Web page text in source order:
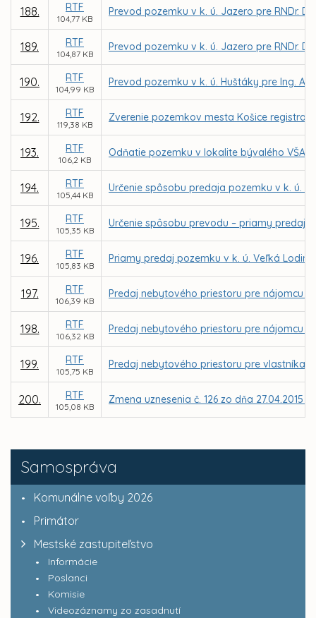
Samospráva
Komunálne voľby 2026
Primátor
Mestské zastupiteľstvo
Informácie
Poslanci
Komisie
Videozáznamy zo zasadnutí
188. RTF
104,77 KB
Prevod pozemku v k. ú. Jazero pre RNDr.
189. RTF
104,87 KB
Prevod pozemku v k. ú. Jazero pre RNDr.
190. RTF
104,99 KB
Prevod pozemku v k. ú. Huštáky pre Ing.
192. RTF
119,38 KB
Zverenie pozemkov mesta Košice registra
193. RTF
106,2 KB
Odňatie pozemku v lokalite bývalého VŠA
194. RTF
105,44 KB
Určenie spôsobu predaja pozemku v k. ú.
195. RTF
105,35 KB
Určenie spôsobu prevodu – priamy predaj
196. RTF
105,83 KB
Priamy predaj pozemku v k. ú. Veľká
197. RTF
106,39 KB
Predaj nebytového priestoru pre nájomcu
198. RTF
106,32 KB
Predaj nebytového priestoru pre nájomcu
199. RTF
105,75 KB
Predaj nebytového priestoru pre vlastníka
200. RTF
105,08 KB
Zmena uznesenia č. 126 zo dňa 27.04.2015